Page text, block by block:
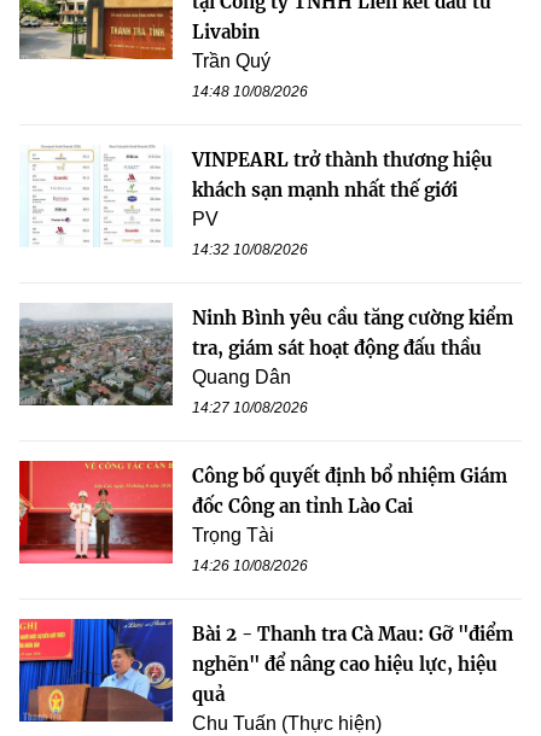
Livabin
Trần Quý
14:48 10/08/2026
VINPEARL trở thành thương hiệu
khách sạn mạnh nhất thế giới
PV
14:32 10/08/2026
Ninh Bình yêu cầu tăng cường kiểm
tra, giám sát hoạt động đấu thầu
Quang Dân
14:27 10/08/2026
Công bố quyết định bổ nhiệm Giám
đốc Công an tỉnh Lào Cai
Trọng Tài
14:26 10/08/2026
Bài 2 - Thanh tra Cà Mau: Gỡ "điểm
nghẽn" để nâng cao hiệu lực, hiệu
quả
Chu Tuấn (Thực hiện)